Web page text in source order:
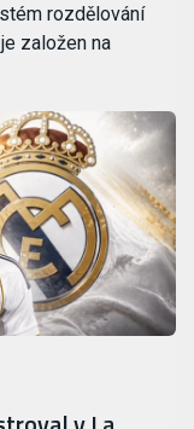
rozdělování
založen na